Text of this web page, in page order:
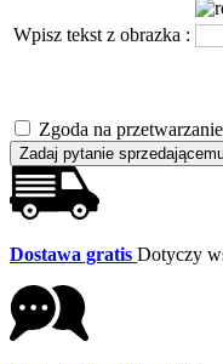
Wpisz tekst z obrazka :
Zgoda na
Zadaj pytanie
Dostawa gratis Dotyczy